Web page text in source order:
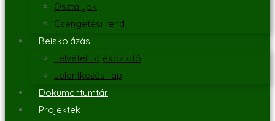
Osztályok
Csengetési rend
Beiskolázás
Felvételi tájékoztató
Jelentkezési lap
Dokumentumtár
Projektek